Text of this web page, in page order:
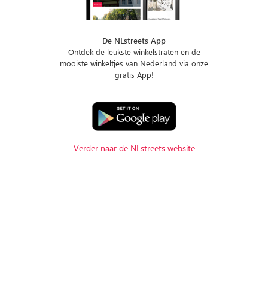
De NLstreets App
Ontdek de leukste winkelstraten en de
mooiste winkeltjes van Nederland via onze
gratis App!
Verder naar de NLstreets website